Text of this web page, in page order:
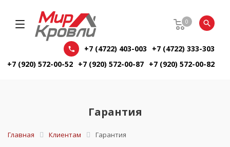
0
+7 (4722) 403-003
+7 (4722) 333-303
+7 (920) 572-00-52 +7 (920) 572-00-87 +7 (920) 572-00-82
Гарантия
Главная Клиентам Гарантия